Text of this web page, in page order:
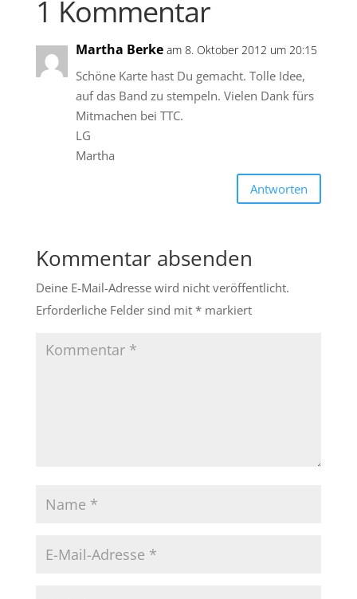
1 Kommentar
Martha Berke am 8. Oktober 2012 um 20:15
Schöne Karte hast Du gemacht. Tolle Idee,
auf das Band zu stempeln. Vielen Dank fürs
Mitmachen bei TTC.
LG
Martha
Antworten
Kommentar absenden
Deine E-Mail-Adresse wird nicht veröffentlicht.
Erforderliche Felder sind mit *markiert